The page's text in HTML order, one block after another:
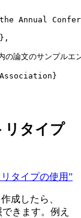
Annual
} ,
の論文のサンプルエ
}
リタイプ
リタイプの使用”
成したら、
きます。例え